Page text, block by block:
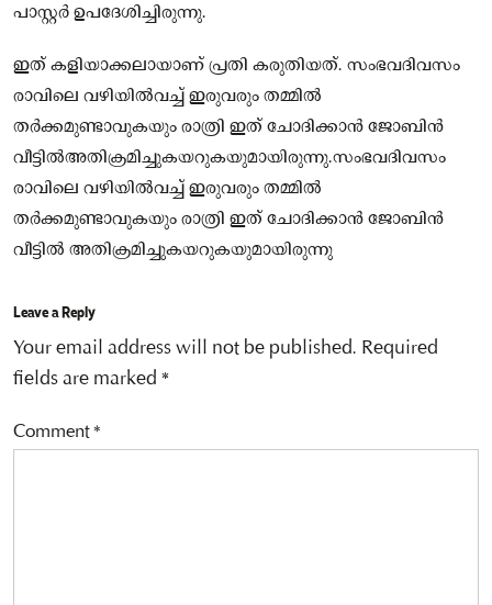
പാസ്റ്റർ ഉപദേശിച്ചിരുന്നു.
ഇത് കളിയാക്കലായാണ് പ്രതി കരുതിയത്. സംഭവദിവസം
രാവിലെ വഴിയിൽവച്ച് ഇരുവരും തമ്മിൽ
തർക്കമുണ്ടാവുകയും രാത്രി ഇത് ചോദിക്കാൻ ജോബിൻ
വീട്ടിൽഅതിക്രമിച്ചുകയറുകയുമായിരുന്നു.സംഭവദിവസം
രാവിലെ വഴിയിൽവച്ച് ഇരുവരും തമ്മിൽ
തർക്കമുണ്ടാവുകയും രാത്രി ഇത് ചോദിക്കാൻ ജോബിൻ
വീട്ടിൽ അതിക്രമിച്ചുകയറുകയുമായിരുന്നു
Leave a Reply
Your email address will not be published. Required
fields are marked *
Comment*